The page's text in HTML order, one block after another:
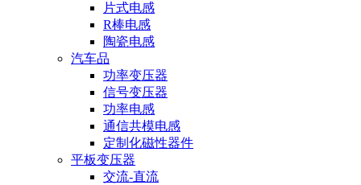
片式电感
R棒电感
陶瓷电感
汽车品
功率变压器
信号变压器
功率电感
通信共模电感
定制化磁性器件
平板变压器
交流-直流